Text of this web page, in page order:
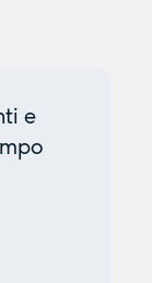
e